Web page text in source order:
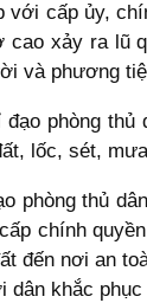
với cấp ủy,
cao xảy ra lũ
và phương
đạo phòng
lốc, sét,
phòng thủ
chính
đến nơi an
khắc phục